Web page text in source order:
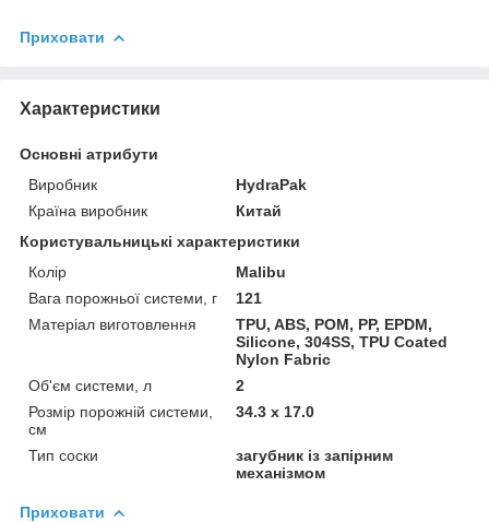
Приховати
Характеристики
Основні атрибути
Виробник
HydraPak
Країна виробник
Китай
Користувальницькі характеристики
Колір
Malibu
Вага порожньої системи, г
121
Матеріал виготовлення
TPU, ABS, POM, PP, EPDM,
Silicone, 304SS, TPU Coated
Nylon Fabric
Об'єм системи, л
2
Розмір порожній системи,
см
34.3 x 17.0
Тип соски
загубник із запірним
механізмом
Приховати